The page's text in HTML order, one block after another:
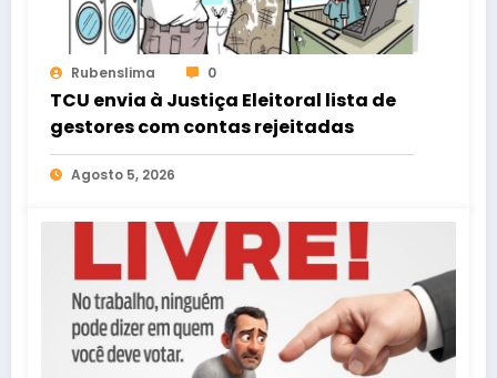
Rubenslima 0
TCU envia à Justiça Eleitoral lista de
gestores com contas rejeitadas
Agosto 5, 2026